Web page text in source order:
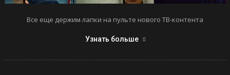
Все еще держим лапки на пульте нового ТВ-контента
Узнать больше